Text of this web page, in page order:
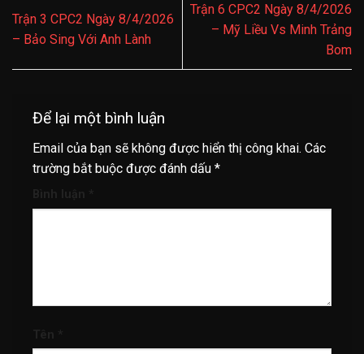
Trận 3 CPC2 Ngày 8/4/2026
– Bảo Sing Với Anh Lành
Trận 6 CPC2 Ngày 8/4/2026
– Mỹ Liều Vs Minh Trảng
Bom
Để lại một bình luận
Email của bạn sẽ không được hiển thị công khai. Các
trường bắt buộc được đánh dấu *